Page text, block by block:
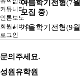
커뮤니티
언론보도
회원서비스
로그인
여름학기전형(7월
모집 중)
가을학기전형(9월
문의주세요.
성원유학원